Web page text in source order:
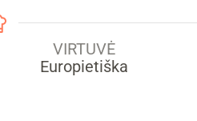
VIRTUVĖ
Europietiška